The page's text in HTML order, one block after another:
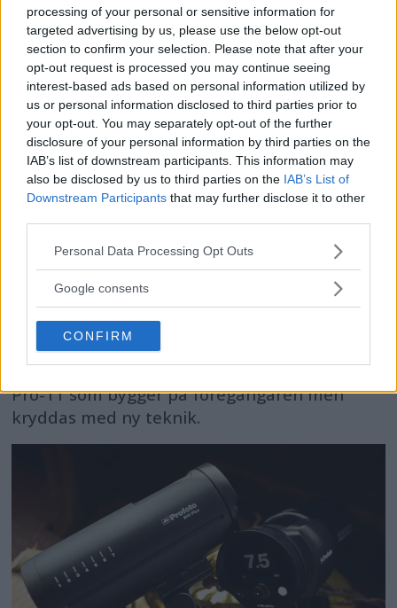
processing of your personal or sensitive information for
targeted advertising by us, please use the below opt-out
section to confirm your selection. Please note that after your
opt-out request is processed you may continue seeing
interest-based ads based on personal information utilized by
us or personal information disclosed to third parties prior to
your opt-out. You may separately opt-out of the further
disclosure of your personal information by third parties on the
IAB’s list of downstream participants. This information may
also be disclosed by us to third parties on the IAB’s List of
Downstream Participants that may further disclose it to other
Please note that this website/app uses one or more Google
not limited to your visit or usage behaviour. You may click to
use your data for below specified purposes in below Google
consent section.
Personal Data Processing Opt Outs
Google consents
CONFIRM
Profoto Pro-11 – ny
proffsmodell med trådlös
teknik
Den svenska blixttillverkaren Profoto lanserar
nu sin nya toppmodell inom studiosegmentet,
Pro-11 som bygger på föregångaren men
kryddas med ny teknik.